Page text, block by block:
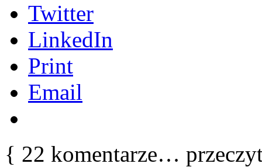
Twitter
LinkedIn
Print
Email
{ 22 komentarze…